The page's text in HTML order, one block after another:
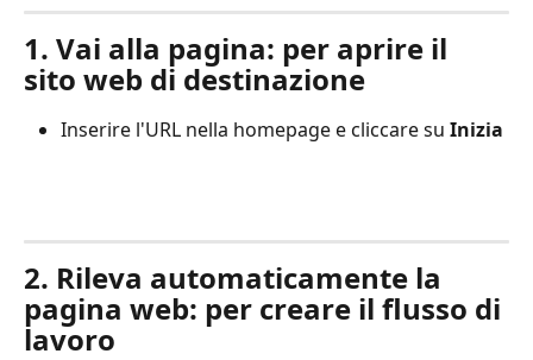
1. Vai alla pagina: per aprire il
sito web di destinazione
Inserire l'URL nella homepage e cliccare su Inizia
2. Rileva automaticamente la
pagina web: per creare il flusso di
lavoro